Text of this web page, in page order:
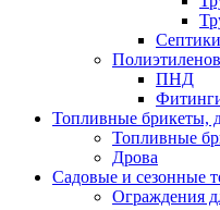
Септики
ПНД
Топливные брикеты,
Топливные
Дрова
Садовые и сезонные
Ограждения